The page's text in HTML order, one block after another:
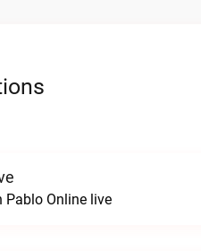
Pablo Online live